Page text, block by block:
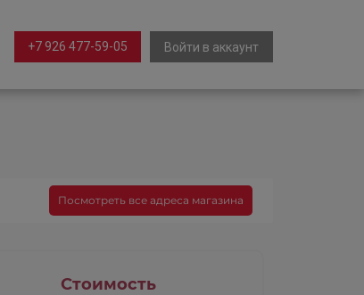
Войти в аккаунт
+7 926 477-59-05
Посмотреть все адреса магазина
Стоимость